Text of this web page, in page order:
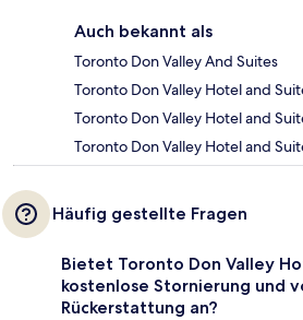
Auch bekannt als
Toronto Don Valley And Suites
Toronto Don Valley Hotel and
Toronto Don Valley Hotel and
Toronto Don Valley Hotel and
Häufig gestellte Fragen
Bietet Toronto Don Valley
kostenlose Stornierung und
Rückerstattung an?